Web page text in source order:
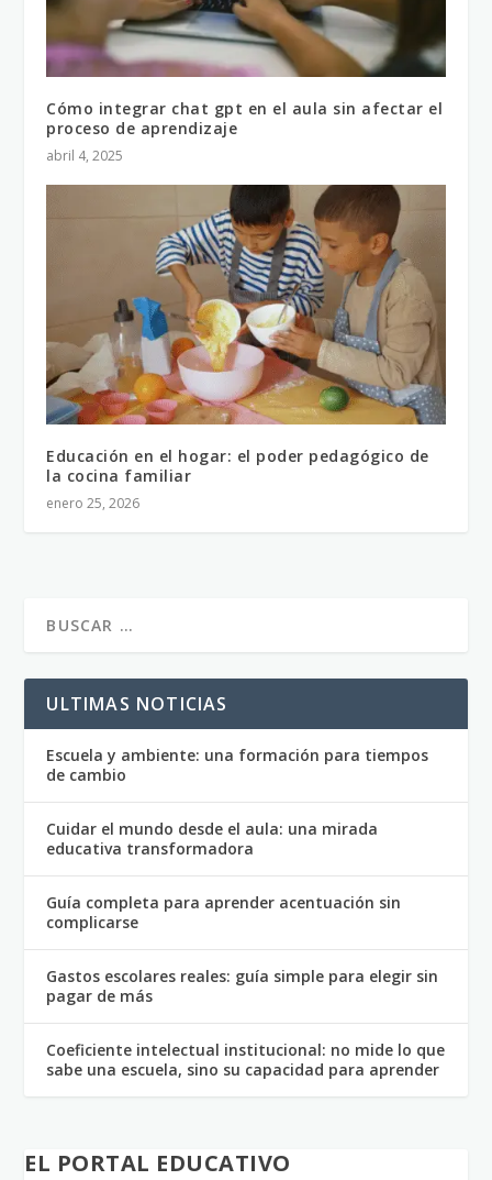
Cómo integrar chat gpt en el aula sin afectar el
proceso de aprendizaje
abril 4, 2025
Educación en el hogar: el poder pedagógico de
la cocina familiar
enero 25, 2026
ULTIMAS NOTICIAS
Escuela y ambiente: una formación para tiempos
de cambio
Cuidar el mundo desde el aula: una mirada
educativa transformadora
Guía completa para aprender acentuación sin
complicarse
Gastos escolares reales: guía simple para elegir sin
pagar de más
Coeficiente intelectual institucional: no mide lo que
sabe una escuela, sino su capacidad para aprender
EL PORTAL EDUCATIVO